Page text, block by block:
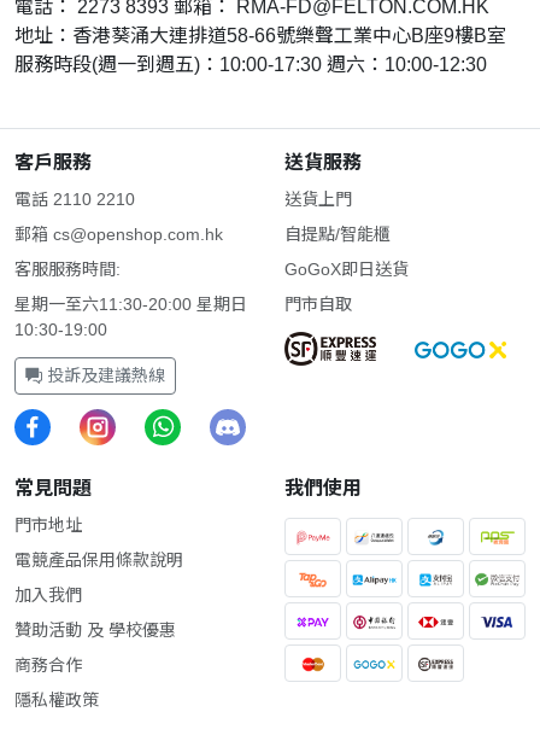
電話： 2273 8393 郵箱：
RMA-FD@FELTON.COM.HK
地址：香港葵涌大連排道58-66號樂聲工業中心B座9樓B室
服務時段(週一到週五)：10:00-17:30 週六：10:00-12:30
客戶服務
電話 2110 2210
郵箱 cs@openshop.com.hk
客服服務時間:
星期一至六11:30-20:00 星期日
10:30-19:00
投訴及建議熱線
送貨服務
送貨上門
自提點/智能櫃
GoGoX即日送貨
門市自取
常見問題
門市地址
電競產品保用條款說明
加入我們
贊助活動 及 學校優惠
商務合作
隱私權政策
我們使用